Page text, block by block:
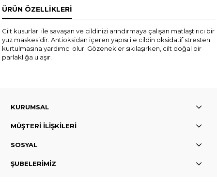
ÜRÜN ÖZELLIKLERI
Cilt kusurları ile savaşan ve cildinizi arındırmaya çalışan matlaştırıcı bir
yüz maskesidir. Antioksidan içeren yapısı ile cildin oksidatif stresten
kurtulmasına yardımcı olur. Gözenekler sıkılaşırken, cilt doğal bir
parlaklığa ulaşır.
KURUMSAL
MÜŞTERİ İLİŞKİLERİ
SOSYAL
ŞUBELERİMİZ